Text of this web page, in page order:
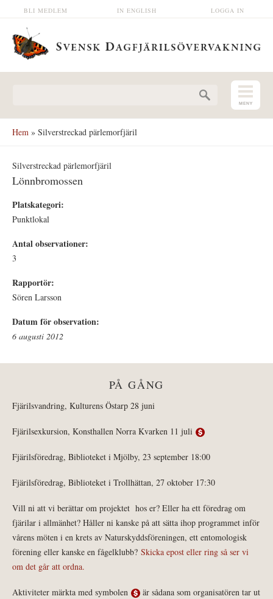
Hoppa till huvudinnehåll LOGGA IN
IN ENGLISH
BLI MEDLEM
Hem » Silverstreckad pärlemorfjäril
Silverstreckad pärlemorfjäril
Lönnbromossen
Platskategori:
Punktlokal
Antal observationer:
3
Rapportör:
Sören Larsson
Datum för observation:
6 augusti 2012
PÅ GÅNG
Fjärilsvandring, Kulturens Östarp 28 juni
Fjärilsexkursion, Konsthallen Norra Kvarken 11 juli
Fjärilsföredrag, Biblioteket i Mjölby, 23 september 18:00
Fjärilsföredrag, Biblioteket i Trollhättan, 27 oktober 17:30
Vill ni att vi berättar om projektet hos er? Eller ha ett föredrag om
fjärilar i allmänhet? Håller ni kanske på att sätta ihop programmet inför
vårens möten i en krets av Naturskyddsföreningen, ett entomologisk
förening eller kanske en fågelklubb? Skicka epost eller ring så ser vi
om det går att ordna.
Aktiviteter märkta med symbolen
är sådana som organisatören tar ut